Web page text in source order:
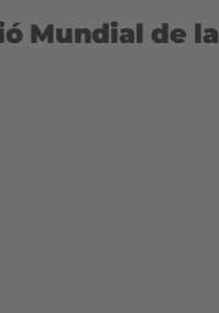
Mundial de la